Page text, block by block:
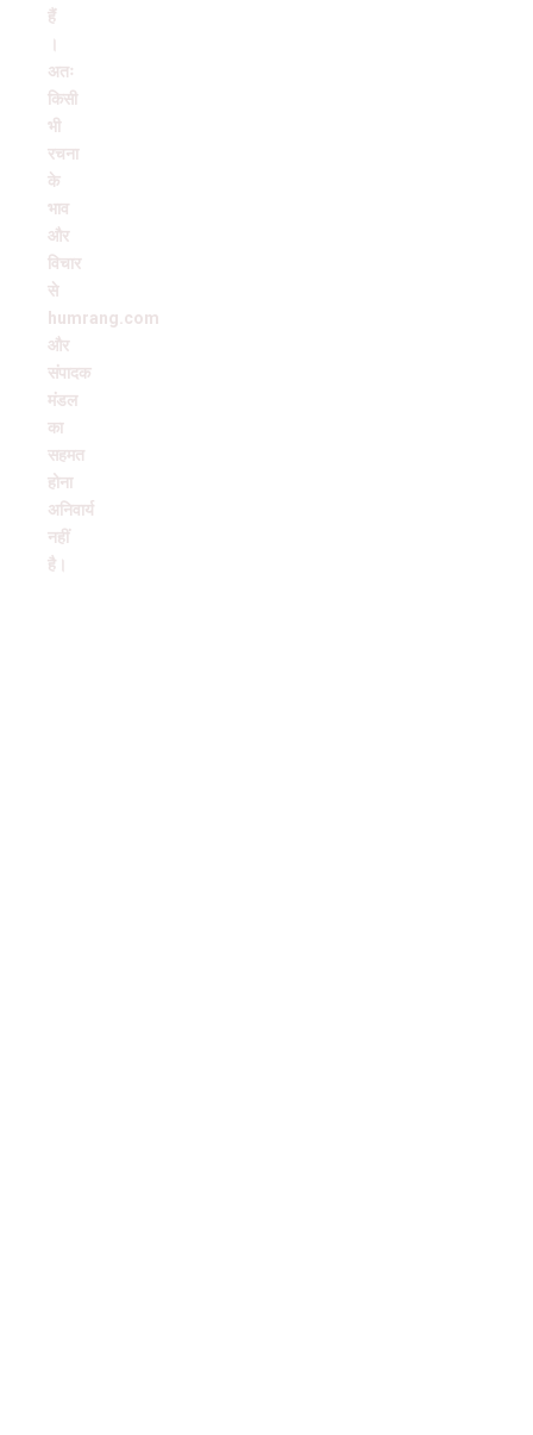
हैं
अतः
किसी
भी
रचना
के
भाव
और
विचार
से
humrang.com
और
संपादक
मंडल
का
सहमत
होना
अनिवार्य
नहीं
है।